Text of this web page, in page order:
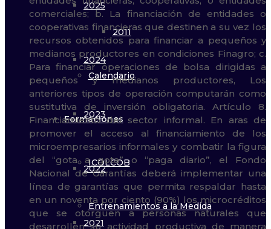
2011
Calendario
Formaciones
ICOLCOB
Entrenamientos a la Medida
2025
2024
2023
2022
2021